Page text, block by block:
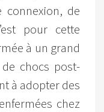
connexion, de
pour cette
à un grand
chocs post-
à adopter des
chez